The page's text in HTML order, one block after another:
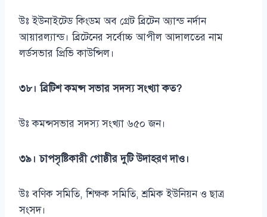
উঃ ইউনাইটেড কিংডম অব গ্রেট ব্রিটেন অ্যান্ড নর্দান
আয়ারল্যান্ড। ব্রিটেনের সর্বোচ্চ আপীল আদালতের নাম
লর্ডসভার প্রিভি কাউন্সিল।
৩৮। ব্রিটিশ কমন্স সভার সদস্য সংখ্যা কত?
উঃ কমন্সসভার সদস্য সংখ্যা ৬৫০ জন।
৩৯। চাপসৃষ্টিকারী গোষ্ঠীর দুটি উদাহরণ দাও।
উঃ বণিক সমিতি, শিক্ষক সমিতি, শ্রমিক ইউনিয়ন ও ছাত্র
সংসদ।